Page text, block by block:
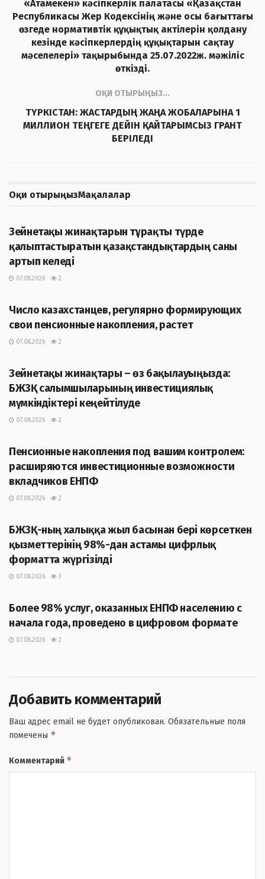
«Атамекен» кәсіпкерлік палатасы «Қазақстан
Республикасы Жер Кодексінің және осы бағыттағы
өзгеде нормативтік құқықтық актілерін қолдану
кезінде кәсіпкерлердің құқықтарын сақтау
мәселелері» тақырыбында 25.07.2022ж. мәжіліс
өткізді.
ОҚИ ОТЫРЫҢЫЗ...
ТҮРКІСТАН: ЖАСТАРДЫҢ ЖАҢА ЖОБАЛАРЫНА 1
МИЛЛИОН ТЕҢГЕГЕ ДЕЙІН ҚАЙТАРЫМСЫЗ ГРАНТ
БЕРІЛЕДІ
Оқи отырыңызМақалалар
Зейнетақы жинақтарын тұрақты түрде
қалыптастыратын қазақстандықтардың саны
артып келеді
07.08.2026
2
Число казахстанцев, регулярно формирующих
свои пенсионные накопления, растет
07.08.2026
2
Зейнетақы жинақтары – өз бақылауыңызда:
БЖЗҚ салымшыларының инвестициялық
мүмкіндіктері кеңейтілуде
07.08.2026
2
Пенсионные накопления под вашим контролем:
расширяются инвестиционные возможности
вкладчиков ЕНПФ
07.08.2026
2
БЖЗҚ-ның халыққа жыл басынан бері көрсеткен
қызметтерінің 98%-дан астамы цифрлық
форматта жүргізілді
07.08.2026
3
Более 98% услуг, оказанных ЕНПФ населению с
начала года, проведено в цифровом формате
07.08.2026 2
Добавить комментарий
Ваш адрес email не будет опубликован. Обязательные поля
помечены *
Комментарий *